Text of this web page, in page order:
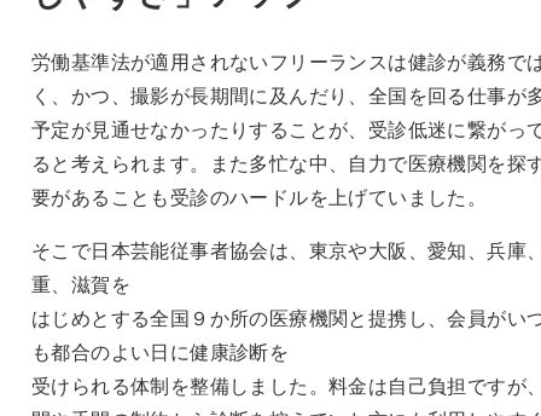
労働基準法が適用されないフリーランスは健診が義務で
く、かつ、撮影が長期間に及んだり、全国を回る仕事が
予定が見通せなかったりすることが、受診低迷に繋がっ
ると考えられます。また多忙な中、自力で医療機関を探
要があることも受診のハードルを上げていました。
そこで日本芸能従事者協会は、東京や大阪、愛知、兵庫
重、滋賀を
はじめとする全国９か所の医療機関と提携し、会員がい
も都合のよい日に健康診断を
受けられる体制を整備しました。料金は自己負担ですが